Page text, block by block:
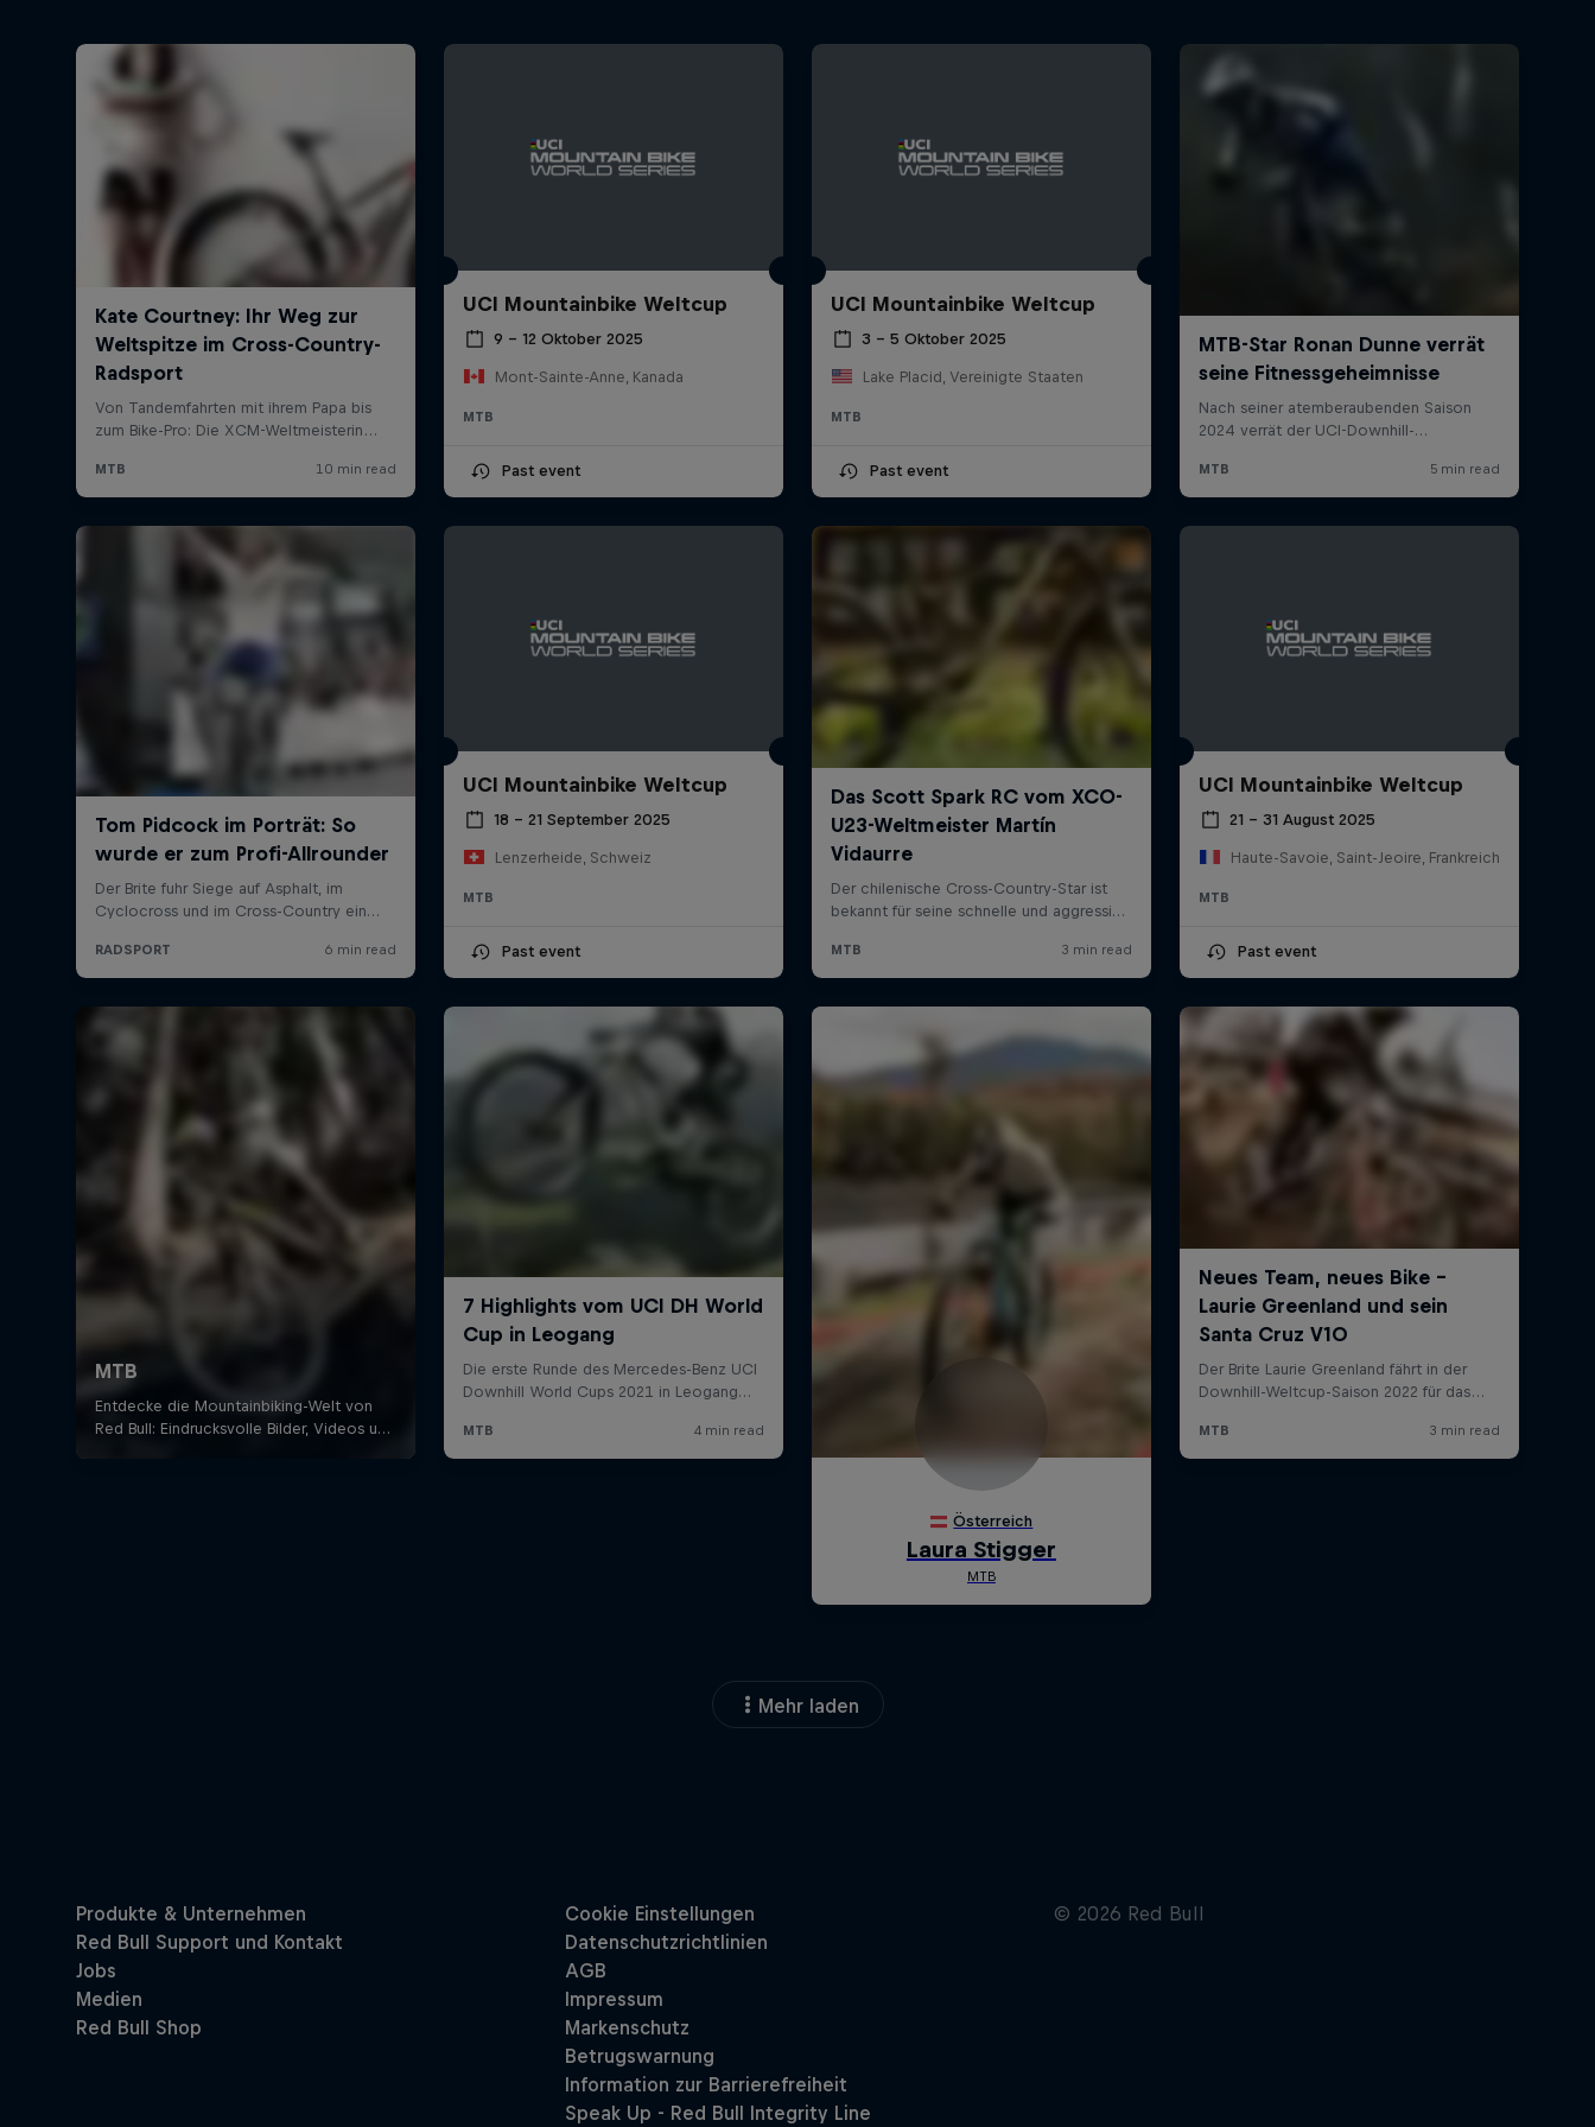
UCI Mountainbike Weltcup
9 – 12 Oktober 2025
Mont-Sainte-Anne, Kanada
MTB
Past event
UCI Mountainbike Weltcup
3 – 5 Oktober 2025
Lake Placid, Vereinigte Staaten
MTB
Past event
UCI Mountainbike Weltcup
18 – 21 September 2025
Lenzerheide, Schweiz
MTB
Past event
UCI Mountainbike Weltcup
21 – 31 August 2025
Haute-Savoie, Saint-Jeoire, Frankreich
MTB
Past event
Mehr laden